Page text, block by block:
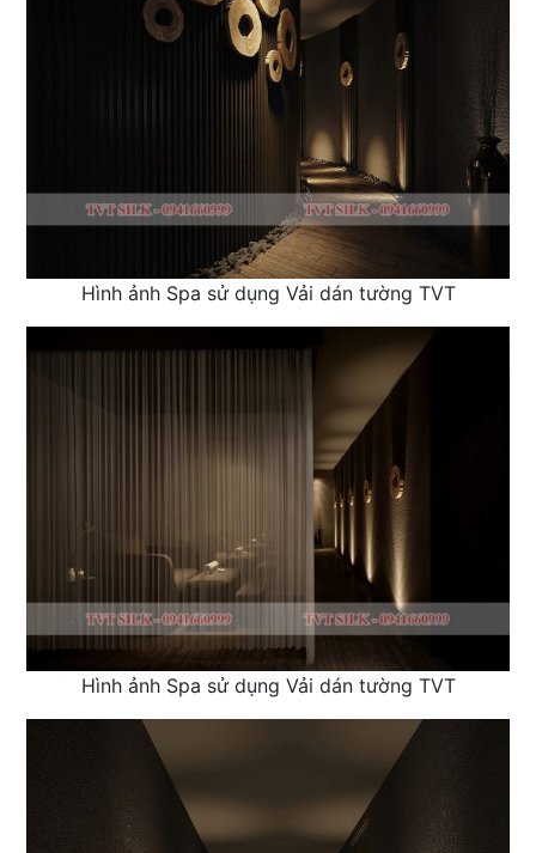
Hình ảnh Spa sử dụng Vải dán tường TVT
Hình ảnh Spa sử dụng Vải dán tường TVT